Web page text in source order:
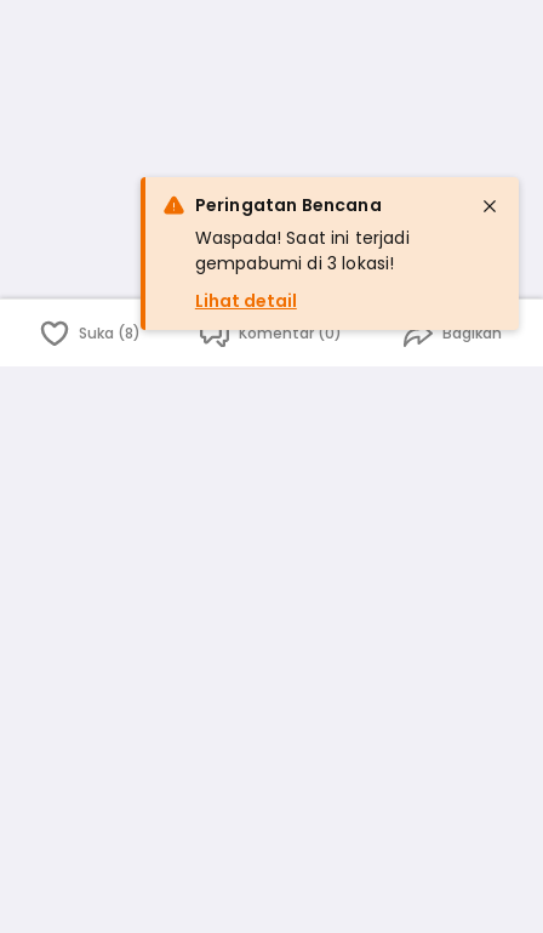
Suka (8) Komentar (0) Bagikan
Peringatan Bencana
Waspada! Saat ini terjadi
gempabumi di 3 lokasi!
Lihat detail